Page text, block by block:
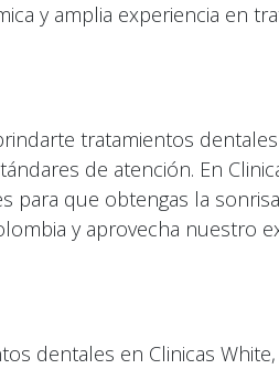
y amplia experiencia en
tratamientos
de atención. En
para que obtengas la
y aprovecha nuestro
dentales en Clinicas